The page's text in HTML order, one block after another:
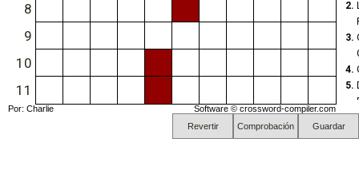
Revertir Comprobación Guardar
2.
3.
4.
5.
6.
8
9
10
11
Por: Charlie Software © crossword-compiler.com